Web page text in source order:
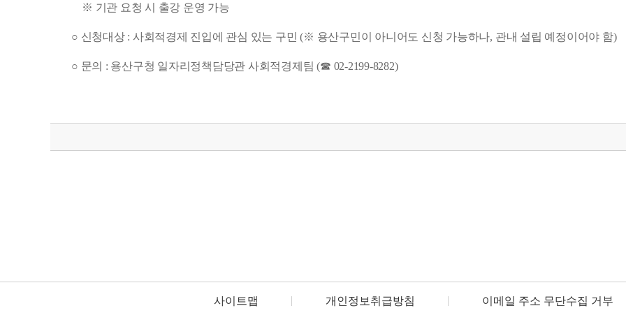
※ 기관 요청 시 출강 운영 가능
○ 신청대상 : 사회적경제 진입에 관심 있는 구민 (※ 용산구민이 아니어도 신청 가능하나, 관내 설립 예정이어야 함)
○ 문의 : 용산구청 일자리정책담당관 사회적경제팀 (☎ 02-2199-8282)
사이트맵 개인정보취급방침 이메일 주소 무단수집 거부